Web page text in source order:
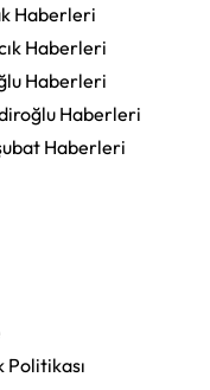
Haberleri
Haberleri
Haberleri
Haberleri
Haberleri
Politikası